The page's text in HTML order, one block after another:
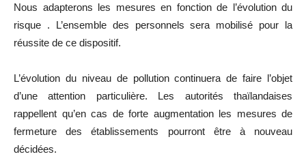
Nous adapterons les mesures en fonction de l’évolution du
risque . L’ensemble des personnels sera mobilisé pour la
réussite de ce dispositif.
L’évolution du niveau de pollution continuera de faire l’objet
d’une attention particulière. Les autorités thaïlandaises
rappellent qu’en cas de forte augmentation les mesures de
fermeture des établissements pourront être à nouveau
décidées.